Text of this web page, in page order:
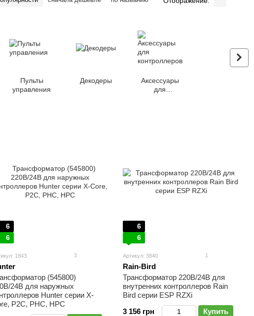
Пульты
управления
Декодеры
Аксессуары
для
6
6
1843 3
(545800)
24В для наружных
Hunter серии X-
P2C, PHC, HPC
6
6
Артикул: 3840 1
Rain-Bird
Трансформатор 220В/24В для
внутренних контроллеров Rain
Bird серии ESP RZXi
3 156 грн
Купить